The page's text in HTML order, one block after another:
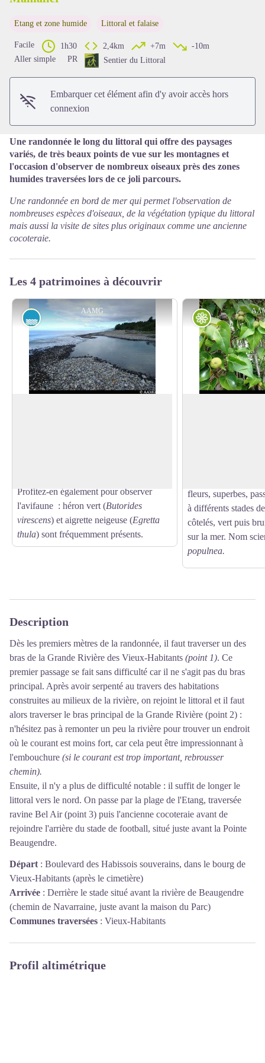
Voir l'image en plein écran
Etang et zone humide Littoral et falaise
Facile 1h30 2,4km +7m
-10m
Aller simple
PR Sentier du Littoral
Embarquer cet élément afin d'y avoir accès hors
connexion
Une randonnée le long du littoral qui offre des paysages
variés, de très beaux points de vue sur les montagnes et
l'occasion d'observer de nombreux oiseaux près des zones
humides traversées lors de ce joli parcours.
Une randonnée en bord de mer qui permet l'observation de
nombreuses espèces d'oiseaux, de la végétation typique du littoral
mais aussi la visite de sites plus originaux comme une ancienne
cocoteraie.
Les 4 patrimoines à découvrir
AAMG
Etang
Profitez-en également pour observer
l'avifaune : héron vert (Butorides
virescens) et aigrette neigeuse (Egretta
thula) sont fréquemment présents.
Flore
fleurs, superbes,
à différents stades
côtelés, vert puis
sur la mer. Nom
populnea.
Description
Dès les premiers mètres de la randonnée, il faut traverser un des
bras de la Grande Rivière des Vieux-Habitants (point 1). Ce
premier passage se fait sans difficulté car il ne s'agit pas du bras
principal. Après avoir serpenté au travers des habitations
construites au milieux de la rivière, on rejoint le littoral et il faut
alors traverser le bras principal de la Grande Rivière (point 2) :
n'hésitez pas à remonter un peu la rivière pour trouver un endroit
où le courant est moins fort, car cela peut être impressionnant à
l'embouchure (si le courant est trop important, rebrousser
chemin).
Ensuite, il n'y a plus de difficulté notable : il suffit de longer le
littoral vers le nord. On passe par la plage de l'Etang, traversée
ravine Bel Air (point 3) puis l'ancienne cocoteraie avant de
rejoindre l'arrière du stade de football, situé juste avant la Pointe
Beaugendre.
Départ : Boulevard des Habissois souverains, dans le bourg de
Vieux-Habitants (après le cimetière)
Arrivée : Derrière le stade situé avant la rivière de Beaugendre
(chemin de Navarraine, juste avant la maison du Parc)
Communes traversées : Vieux-Habitants
Profil altimétrique